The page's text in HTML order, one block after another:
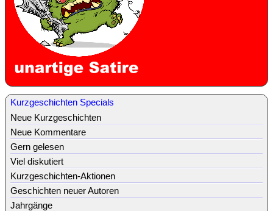
Kurzgeschichten Specials
Neue Kurzgeschichten
Neue Kommentare
Gern gelesen
Viel diskutiert
Kurzgeschichten-Aktionen
Geschichten neuer Autoren
Jahrgänge